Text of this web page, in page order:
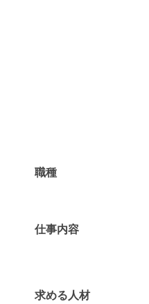
職種
仕事内容
求める人材